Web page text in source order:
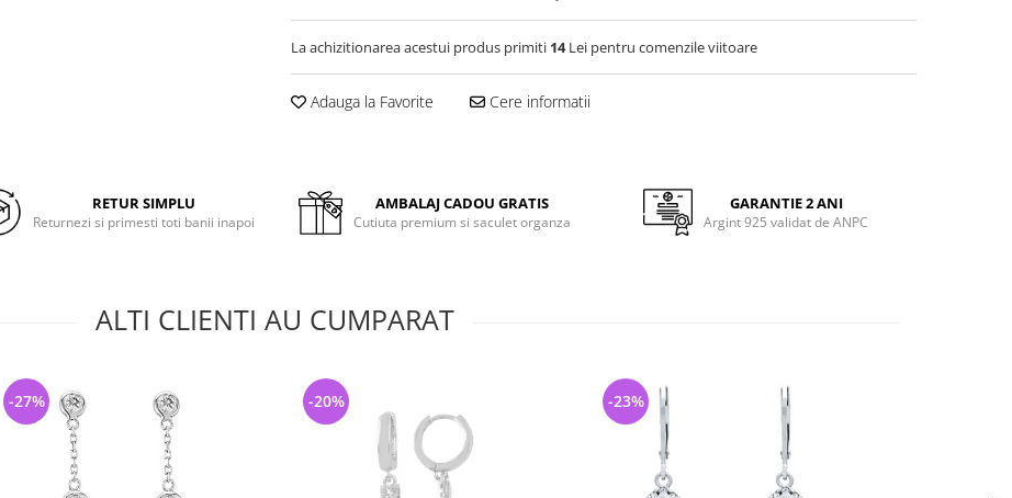
La achizitionarea acestui produs primiti 14Lei pentru comenzile viitoare
Adauga la Favorite Cere informatii
RETUR SIMPLU
Returnezi si primesti toti banii inapoi
AMBALAJ CADOU GRATIS
Cutiuta premium si saculet organza
GARANTIE 2 ANI
Argint 925 validat de ANPC
ALTI CLIENTI AU CUMPARAT
-27% -20% -23%